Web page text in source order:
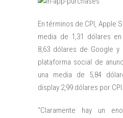
En términos de CPI, Apple
media de 1,31 dólares
8,63 dólares de Google
plataforma social de
una media de 5,84
display 2,99 dólares por CPI.
“Claramente hay un